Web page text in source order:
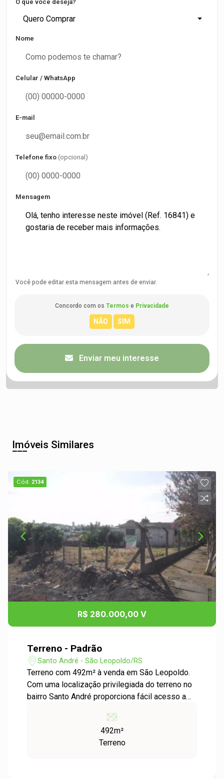
O que você deseja?
Quero Comprar
Nome
Celular / WhatsApp
E-mail
Telefone fixo (opcional)
Mensagem
Você pode editar esta mensagem antes de enviar.
Concordo com os Termos e Privacidade
Enviar meu interesse
Imóveis Similares
Cód. 2134
R$ 280.000,00 V
Terreno - Padrão
Santo André - São Leopoldo/RS
Terreno com 492m² à venda em São Leopoldo.
Com uma localização privilegiada do terreno no
bairro Santo André proporciona fácil acesso a
supermercados, escolas, farmácias e
restaurantes. Você estará próximo a tudo o que
precisa para viver com comodidade e
492m²
Terreno